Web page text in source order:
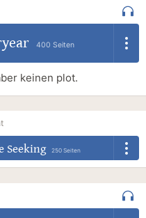
400 Seiten
keinen plot.
Seeking 250 Seiten